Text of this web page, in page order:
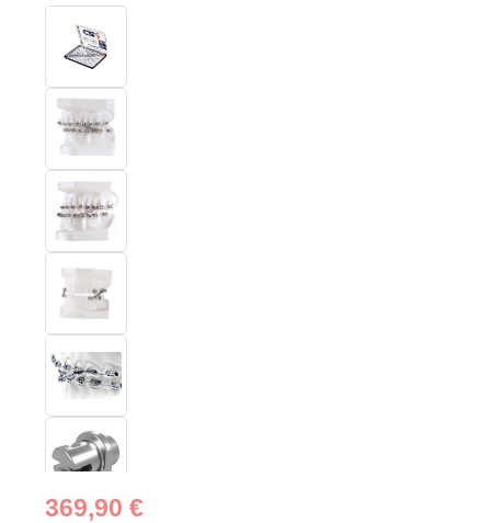
Regulärer Preis:
369,90 €